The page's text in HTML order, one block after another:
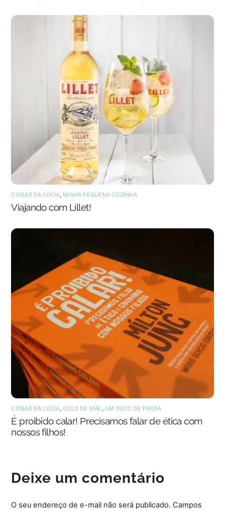
COISAS DA LÚCIA, MINHA PEQUENA COZINHA
Viajando com Lillet!
COISAS DA LÚCIA ,COLO DE MÃE UM DEDO DE PROSA
É proibido calar! Precisamos falar de ética com
nossos filhos!
Deixe um comentário
O seu endereço de e-mail não será publicado. Campos